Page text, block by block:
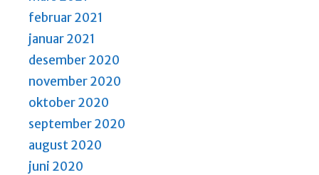
februar 2021
januar 2021
desember 2020
november 2020
oktober 2020
september 2020
august 2020
juni 2020